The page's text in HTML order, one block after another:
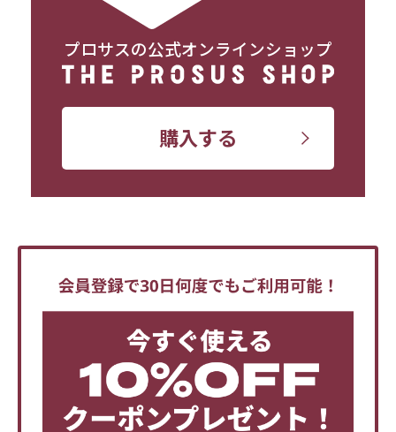
プロサスの公式オンラインショップ
購入する